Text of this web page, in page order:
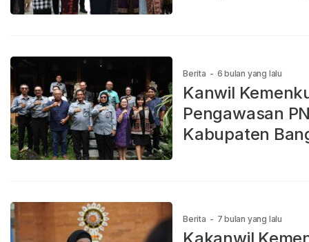
Berita - 6 bulan yang lalu
Kanwil
Pengawasan
Kabupaten
Berita - 7 bulan yang lalu